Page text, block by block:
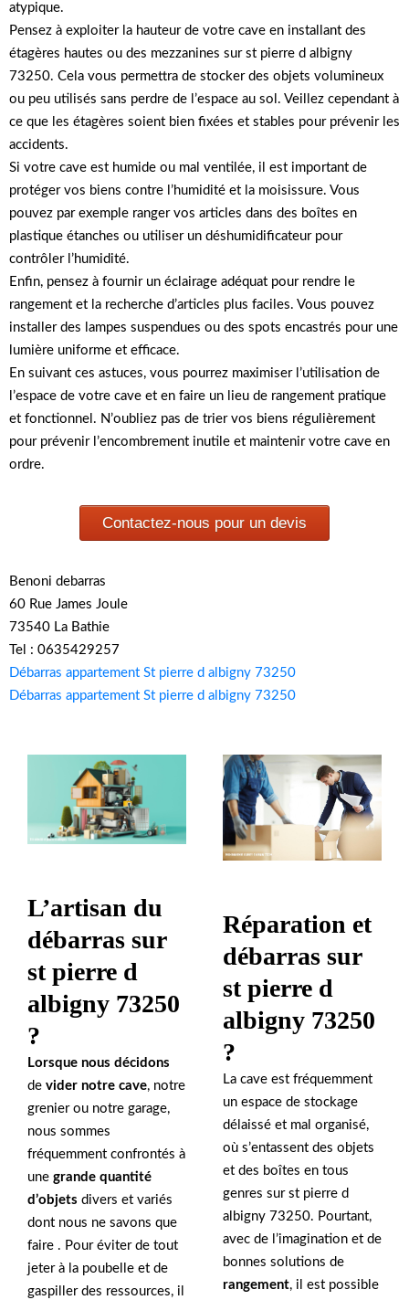
atypique.
Pensez à exploiter la hauteur de votre cave en installant des
étagères hautes ou des mezzanines sur st pierre d albigny
73250. Cela vous permettra de stocker des objets volumineux
ou peu utilisés sans perdre de l’espace au sol. Veillez cependant à
ce que les étagères soient bien fixées et stables pour prévenir les
accidents.
Si votre cave est humide ou mal ventilée, il est important de
protéger vos biens contre l’humidité et la moisissure. Vous
pouvez par exemple ranger vos articles dans des boîtes en
plastique étanches ou utiliser un déshumidificateur pour
contrôler l’humidité.
Enfin, pensez à fournir un éclairage adéquat pour rendre le
rangement et la recherche d’articles plus faciles. Vous pouvez
installer des lampes suspendues ou des spots encastrés pour une
lumière uniforme et efficace.
En suivant ces astuces, vous pourrez maximiser l’utilisation de
l’espace de votre cave et en faire un lieu de rangement pratique
et fonctionnel. N’oubliez pas de trier vos biens régulièrement
pour prévenir l’encombrement inutile et maintenir votre cave en
ordre.
Contactez-nous pour un devis
Benoni debarras
60 Rue James Joule
73540 La Bathie
Tel : 0635429257
Débarras appartement St pierre d albigny 73250
Débarras appartement St pierre d albigny 73250
L’artisan du
débarras sur
st pierre d
albigny 73250
?
Lorsque nous décidons
de vider notre cave, notre
grenier ou notre garage,
nous sommes
fréquemment confrontés à
une grande quantité
d’objets divers et variés
dont nous ne savons que
faire . Pour éviter de tout
jeter à la poubelle et de
gaspiller des ressources, il
Réparation et
débarras sur
st pierre d
albigny 73250
?
La cave est fréquemment
un espace de stockage
délaissé et mal organisé,
où s’entassent des objets
et des boîtes en tous
genres sur st pierre d
albigny 73250. Pourtant,
avec de l’imagination et de
bonnes solutions de
rangement, il est possible